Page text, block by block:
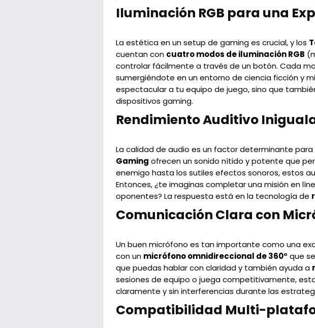
Iluminación RGB para una
La estética en un setup de gaming es crucial, y los
cuentan con cuatro modos de iluminación RGB
controlar fácilmente a través de un botón. Cada
sumergiéndote en un entorno de ciencia ficción y
espectacular a tu equipo de juego, sino que
dispositivos gaming.
Rendimiento Auditivo
La calidad de audio es un factor determinante para
Gaming ofrecen un sonido nítido y potente que
enemigo hasta los sutiles efectos sonoros, estos
Entonces, ¿te imaginas completar una misión en
oponentes? La respuesta está en la tecnología de
Comunicación Clara con
Un buen micrófono es tan importante como una
con un micrófono omnidireccional de 360° que
que puedas hablar con claridad y también ayuda a
sesiones de equipo o juega competitivamente,
claramente y sin interferencias durante las
Compatibilidad Multi-